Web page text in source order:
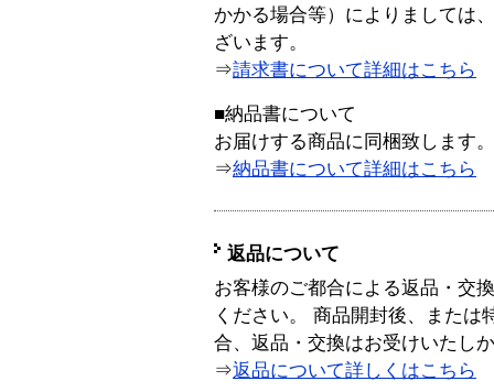
かかる場合等）によりましては
ざいます。
⇒請求書について詳細はこちら
■納品書について
お届けする商品に同梱致します。
⇒納品書について詳細はこちら
返品について
お客様のご都合による返品・交
ください。 商品開封後、または
合、返品・交換はお受けいたし
⇒返品について詳しくはこちら